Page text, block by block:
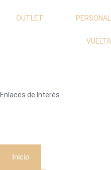
OUTLET
Enlaces de Interés
Inicio